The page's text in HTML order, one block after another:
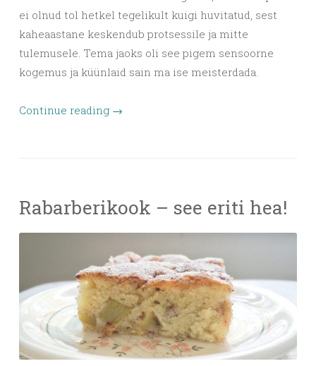
ei olnud tol hetkel tegelikult kuigi huvitatud, sest
kaheaastane keskendub protsessile ja mitte
tulemusele. Tema jaoks oli see pigem sensoorne
kogemus ja küünlaid sain ma ise meisterdada.
Continue reading →
Rabarberikook – see eriti hea!